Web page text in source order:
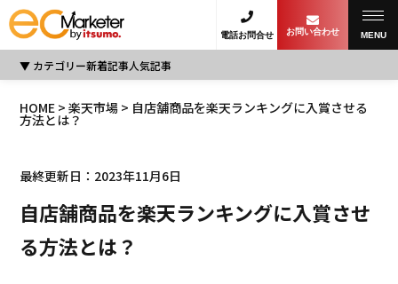
電話お問合せ お問い合わせ MENU
カテゴリー新着記事人気記事
HOME >楽天市場 > 自店舗商品を楽天ランキングに入賞させる
方法とは？
最終更新日：2023年11月6日
自店舗商品を楽天ランキングに入賞させ
る方法とは？